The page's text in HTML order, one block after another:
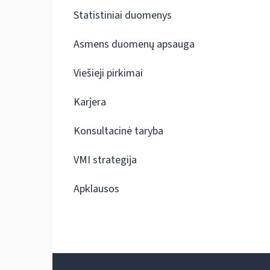
Statistiniai duomenys
Asmens duomenų apsauga
Viešieji pirkimai
Karjera
Konsultacinė taryba
VMI strategija
Apklausos